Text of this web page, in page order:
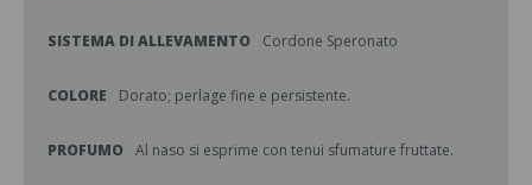
SISTEMA DI ALLEVAMENTO Cordone Speronato
COLORE Dorato; perlage fine e persistente.
PROFUMO Al naso si esprime con tenui sfumature fruttate.